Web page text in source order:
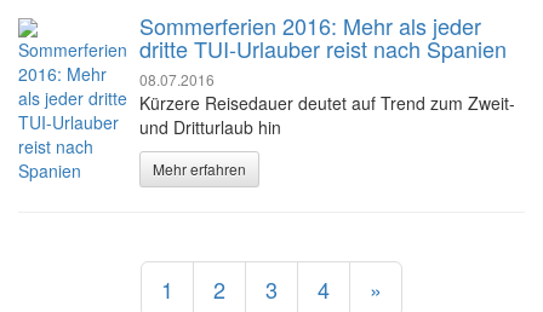
Sommerferien 2016: Mehr als jeder
dritte TUI-Urlauber reist nach Spanien
08.07.2016
Kürzere Reisedauer deutet auf Trend zum Zweit-
und Dritturlaub hin
Mehr erfahren
1 2 3 4 »